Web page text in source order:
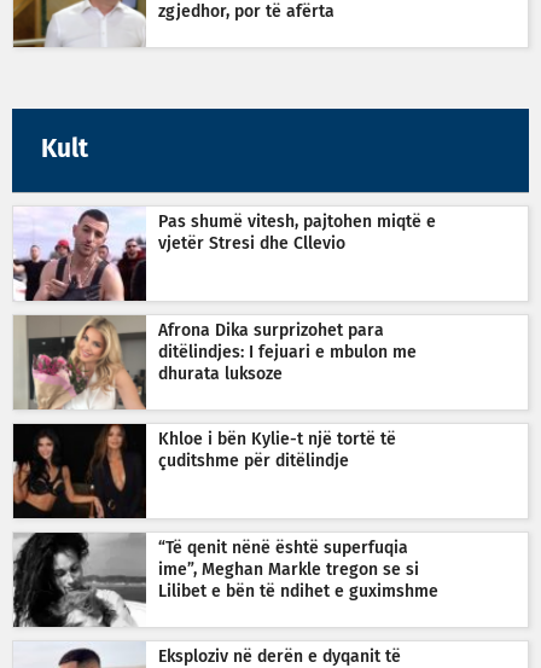
zgjedhor, por të afërta
Kult
Pas shumë vitesh, pajtohen miqtë e
vjetër Stresi dhe Cllevio
Afrona Dika surprizohet para
ditëlindjes: I fejuari e mbulon me
dhurata luksoze
Khloe i bën Kylie-t një tortë të
çuditshme për ditëlindje
“Të qenit nënë është superfuqia
ime”, Meghan Markle tregon se si
Lilibet e bën të ndihet e guximshme
Eksploziv në derën e dyqanit të